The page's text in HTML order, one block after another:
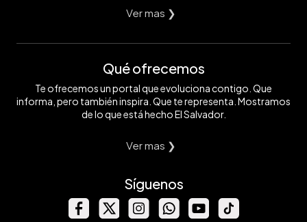
Ver mas ❯
Qué ofrecemos
Te ofrecemos un portal que evoluciona contigo. Que
informa, pero también inspira. Que te representa. Mostramos
de lo que está hecho El Salvador.
Ver mas ❯
Síguenos